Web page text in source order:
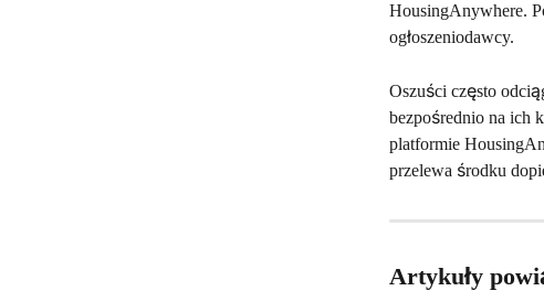
HousingAnywhere.
ogłoszeniodawcy.
Oszuści często
bezpośrednio na ich
platformie
przelewa środku
Artykuły